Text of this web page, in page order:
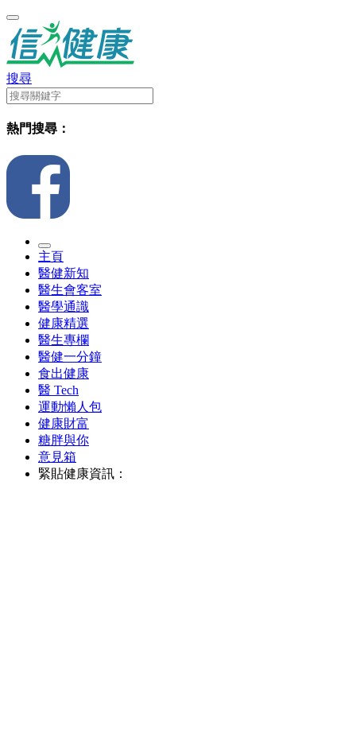
搜尋
熱門搜尋：
主頁
醫健新知
醫生會客室
醫學通識
健康精選
醫生專欄
醫健一分鐘
食出健康
醫 Tech
運動懶人包
健康財富
糖胖與你
意見箱
緊貼健康資訊：